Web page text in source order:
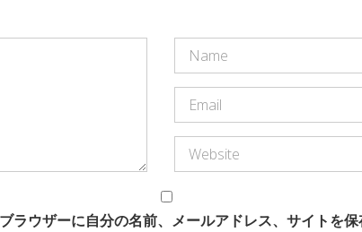
ラウザーに自分の名前、メールアドレス、サイトを